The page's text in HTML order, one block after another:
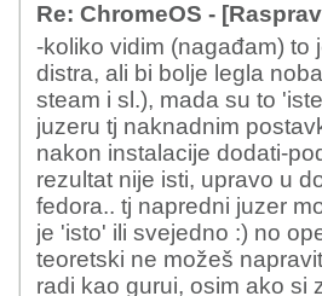
Re: ChromeOS -
-koliko vidim (nagađam) to
distra, ali bi bolje legla
steam i sl.), mada su to
juzeru tj naknadnim
nakon instalacije dodati-
rezultat nije isti, upravo u
fedora.. tj napredni juzer
je 'isto' ili svejedno :) no
teoretski ne možeš
radi kao gurui, osim ako si